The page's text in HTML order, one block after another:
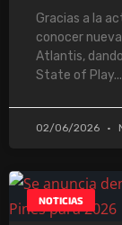
Gracias a la
conocer
Atlantis,
State of Play.
02/06/2026
NOTICIAS